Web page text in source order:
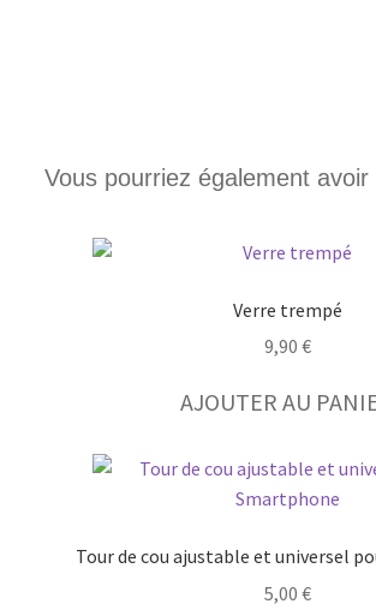
Vous pourriez également avoir
Verre trempé
9,90 €
AJOUTER AU
Tour de cou ajustable et universel
5,00 €